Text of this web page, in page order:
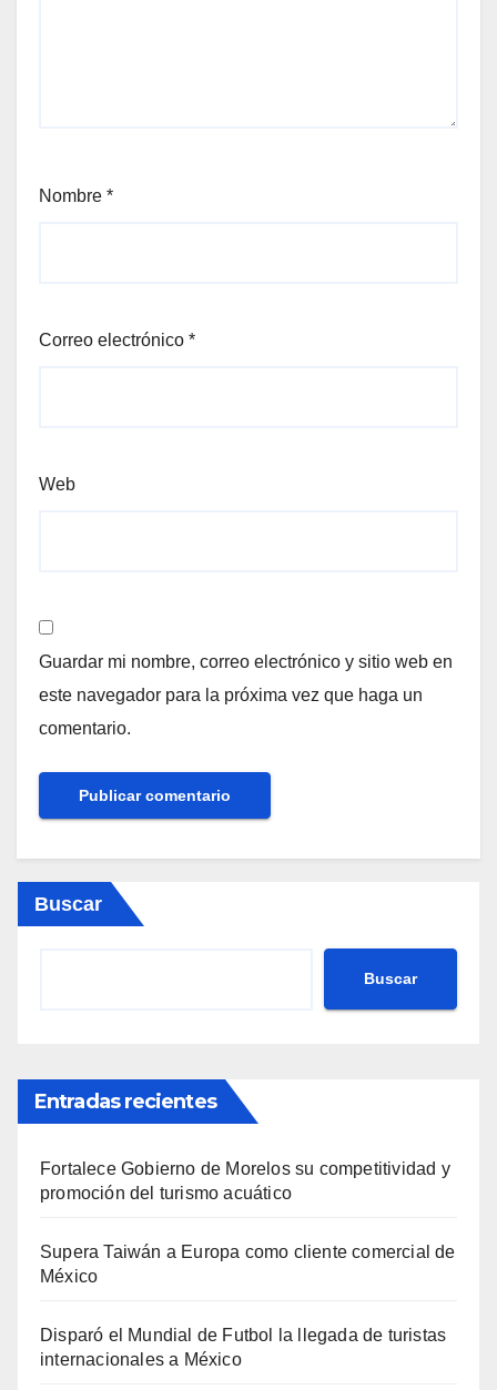
Nombre *
Correo electrónico *
Web
Guardar mi nombre, correo electrónico y sitio web en
este navegador para la próxima vez que haga un
comentario.
Buscar
Buscar
Entradas recientes
Fortalece Gobierno de Morelos su competitividad y
promoción del turismo acuático
Supera Taiwán a Europa como cliente comercial de
México
Disparó el Mundial de Futbol la llegada de turistas
internacionales a México